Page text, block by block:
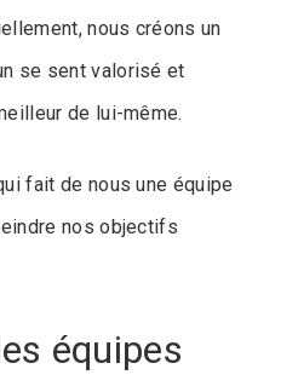
nous créons un
se sent valorisé et
de lui-même.
fait de nous une équipe
nos objectifs
équipes